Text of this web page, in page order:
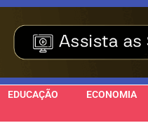
EDUCAÇÃO ECONOMIA